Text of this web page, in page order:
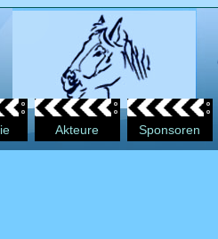
Akteure Sponsoren